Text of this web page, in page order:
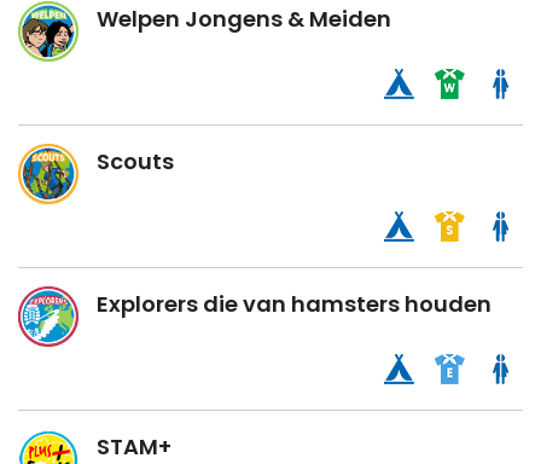
Welpen Jongens & Meiden
Scouts
Explorers die van hamsters houden
STAM+